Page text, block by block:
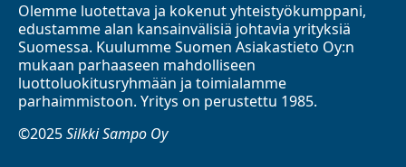
Olemme luotettava ja kokenut yhteistyökumppani,
edustamme alan kansainvälisiä johtavia yrityksiä
Suomessa. Kuulumme Suomen Asiakastieto Oy:n
mukaan parhaaseen mahdolliseen
luottoluokitusryhmään ja toimialamme
parhaimmistoon. Yritys on perustettu 1985.
©2025Silkki Sampo Oy